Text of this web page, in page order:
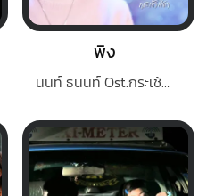
พิง
นนท์ ธนนท์ Ost.กระเช้าสีดา